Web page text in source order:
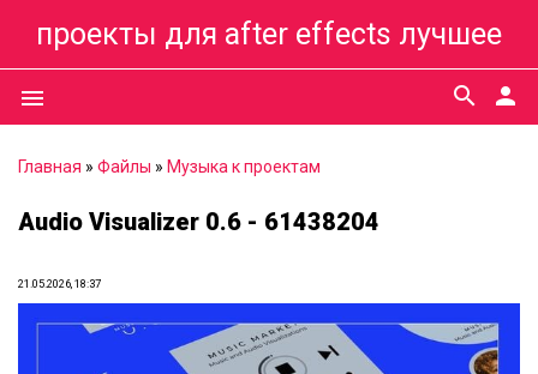
проекты для after effects лучшее
menu person
search
Главная » Файлы » Музыка к проектам
Audio Visualizer 0.6 - 61438204
21.05.2026, 18:37